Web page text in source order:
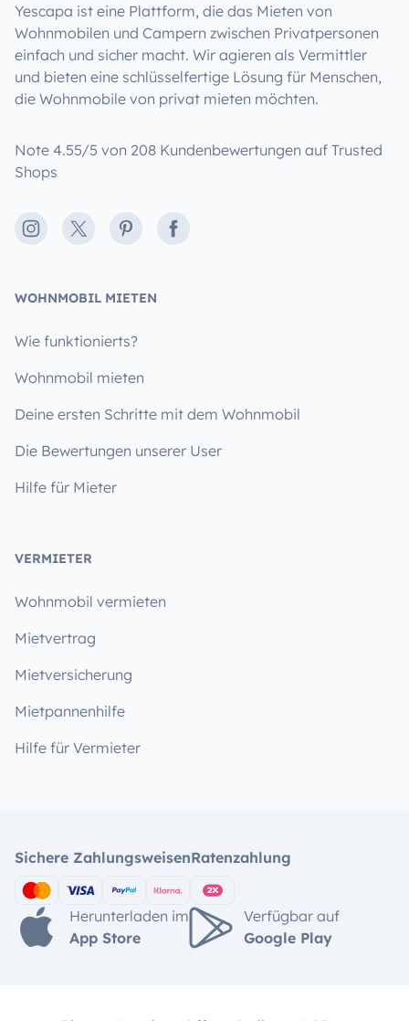
Yescapa ist eine Plattform, die das Mieten von
Wohnmobilen und Campern zwischen Privatpersonen
einfach und sicher macht. Wir agieren als Vermittler
und bieten eine schlüsselfertige Lösung für Menschen,
die Wohnmobile von privat mieten möchten.
Note 4.55/5 von 208 Kundenbewertungen auf Trusted
Shops
Instagram
X PinterestFacebook
WOHNMOBIL MIETEN
Wie funktionierts?
Wohnmobil mieten
Deine ersten Schritte mit dem Wohnmobil
Die Bewertungen unserer User
Hilfe für Mieter
VERMIETER
Wohnmobil vermieten
Mietvertrag
Mietversicherung
Mietpannenhilfe
Hilfe für Vermieter
Sichere ZahlungsweisenRatenzahlung
Herunterladen im
App Store
Verfügbar auf
Google Play